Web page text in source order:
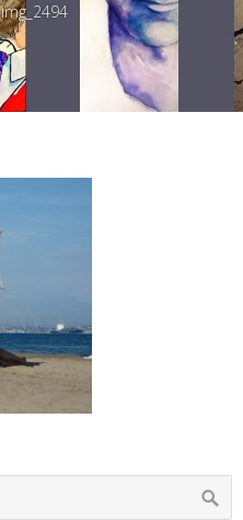
img_2494